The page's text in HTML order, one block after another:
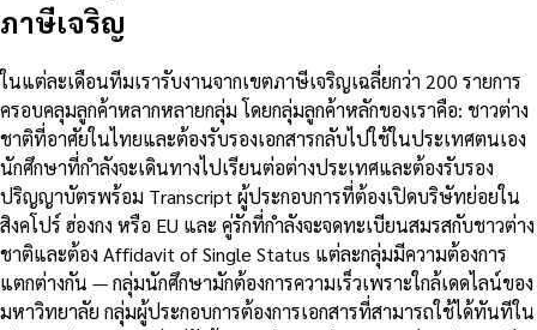
ภาษีเจริญ
ในแต่ละเดือนทีมเรารับงานจากเขตภาษีเจริญเฉลี่ยกว่า 200 รายการ
ครอบคลุมลูกค้าหลากหลายกลุ่ม โดยกลุ่มลูกค้าหลักของเราคือ: ชาวต่าง
ชาติที่อาศัยในไทยและต้องรับรองเอกสารกลับไปใช้ในประเทศตนเอง
นักศึกษาที่กำลังจะเดินทางไปเรียนต่อต่างประเทศและต้องรับรอง
ปริญญาบัตรพร้อม Transcript ผู้ประกอบการที่ต้องเปิดบริษัทย่อยใน
สิงคโปร์ ฮ่องกง หรือ EU และ คู่รักที่กำลังจะจดทะเบียนสมรสกับชาวต่าง
ชาติและต้อง Affidavit of Single Status แต่ละกลุ่มมีความต้องการ
แตกต่างกัน — กลุ่มนักศึกษามักต้องการความเร็วเพราะใกล้เดดไลน์ของ
มหาวิทยาลัย กลุ่มผู้ประกอบการต้องการเอกสารที่สามารถใช้ได้ทันทีใน